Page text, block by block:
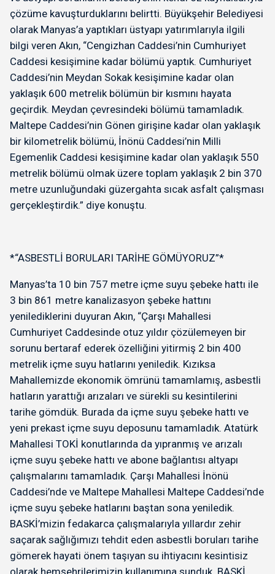
çözüme kavuşturduklarını belirtti. Büyükşehir Belediyesi
olarak Manyas’a yaptıkları üstyapı yatırımlarıyla ilgili
bilgi veren Akın, “Cengizhan Caddesi’nin Cumhuriyet
Caddesi kesişimine kadar bölümü yaptık. Cumhuriyet
Caddesi’nin Meydan Sokak kesişimine kadar olan
yaklaşık 600 metrelik bölümün bir kısmını hayata
geçirdik. Meydan çevresindeki bölümü tamamladık.
Maltepe Caddesi’nin Gönen girişine kadar olan yaklaşık
bir kilometrelik bölümü, İnönü Caddesi’nin Milli
Egemenlik Caddesi kesişimine kadar olan yaklaşık 550
metrelik bölümü olmak üzere toplam yaklaşık 2 bin 370
metre uzunluğundaki güzergahta sıcak asfalt çalışması
gerçekleştirdik.” diye konuştu.
*“ASBESTLİ BORULARI TARİHE GÖMÜYORUZ”*
Manyas’ta 10 bin 757 metre içme suyu şebeke hattı ile
3 bin 861 metre kanalizasyon şebeke hattını
yenilediklerini duyuran Akın, “Çarşı Mahallesi
Cumhuriyet Caddesinde otuz yıldır çözülemeyen bir
sorunu bertaraf ederek özelliğini yitirmiş 2 bin 400
metrelik içme suyu hatlarını yeniledik. Kızıksa
Mahallemizde ekonomik ömrünü tamamlamış, asbestli
hatların yarattığı arızaları ve sürekli su kesintilerini
tarihe gömdük. Burada da içme suyu şebeke hattı ve
yeni prekast içme suyu deposunu tamamladık. Atatürk
Mahallesi TOKİ konutlarında da yıpranmış ve arızalı
içme suyu şebeke hattı ve abone bağlantısı altyapı
çalışmalarını tamamladık. Çarşı Mahallesi İnönü
Caddesi’nde ve Maltepe Mahallesi Maltepe Caddesi’nde
içme suyu şebeke hatlarını baştan sona yeniledik.
BASKİ’mizin fedakarca çalışmalarıyla yıllardır zehir
saçarak sağlığımızı tehdit eden asbestli boruları tarihe
gömerek hayati önem taşıyan su ihtiyacını kesintisiz
olarak hemşehrilerimizin kullanımına sunduk. BASKİ